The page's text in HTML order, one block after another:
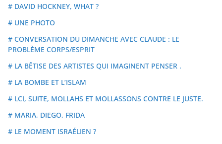
# DAVID HOCKNEY, WHAT ?
# UNE PHOTO
# CONVERSATION DU DIMANCHE AVEC CLAUDE : LE
PROBLÈME CORPS/ESPRIT
# LA BÊTISE DES ARTISTES QUI IMAGINENT PENSER .
# LA BOMBE ET L’ISLAM
# LCI, SUITE, MOLLAHS ET MOLLASSONS CONTRE LE JUSTE.
# MARIA, DIEGO, FRIDA
# LE MOMENT ISRAÉLIEN ?